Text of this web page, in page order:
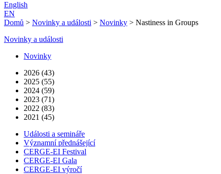
English
EN
Domů > Novinky a události > Novinky > Nastiness in Groups
Novinky a události
Novinky
2026 (43)
2025 (55)
2024 (59)
2023 (71)
2022 (83)
2021 (45)
Události a semináře
Významní přednášející
CERGE-EI Festival
CERGE-EI Gala
CERGE-EI výročí